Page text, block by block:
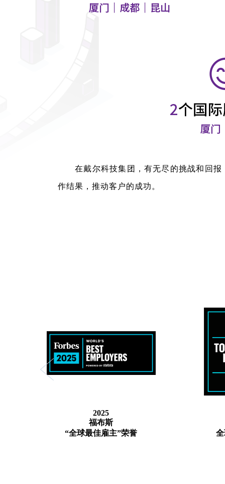
在戴尔科技集团，有无尽的挑战和回报
作结果，推动客户的成功。
2025
福布斯
“全球最佳雇主”荣誉